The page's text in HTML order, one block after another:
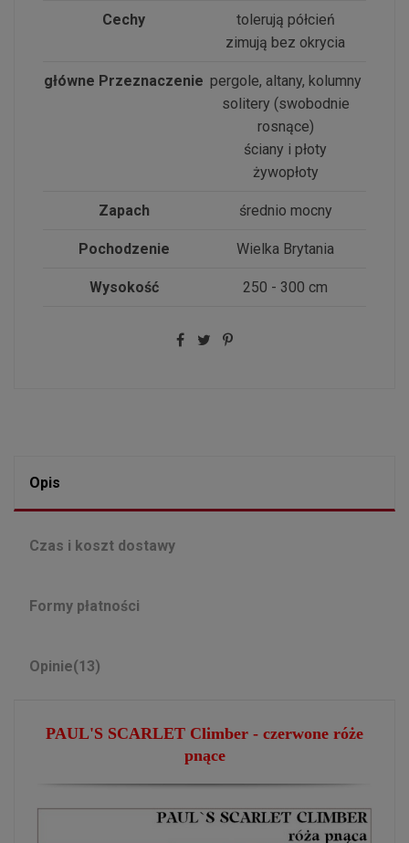
Cechy
tolerują półcień
zimują bez okrycia
główne Przeznaczenie pergole, altany, kolumny
solitery (swobodnie
rosnące)
ściany i płoty
żywopłoty
Zapach średnio mocny
Pochodzenie Wielka Brytania
Wysokość 250 - 300 cm
Opis
Czas i koszt dostawy
Formy płatności
Opinie(13)
PAUL'S SCARLET Climber - czerwone róże
pnące